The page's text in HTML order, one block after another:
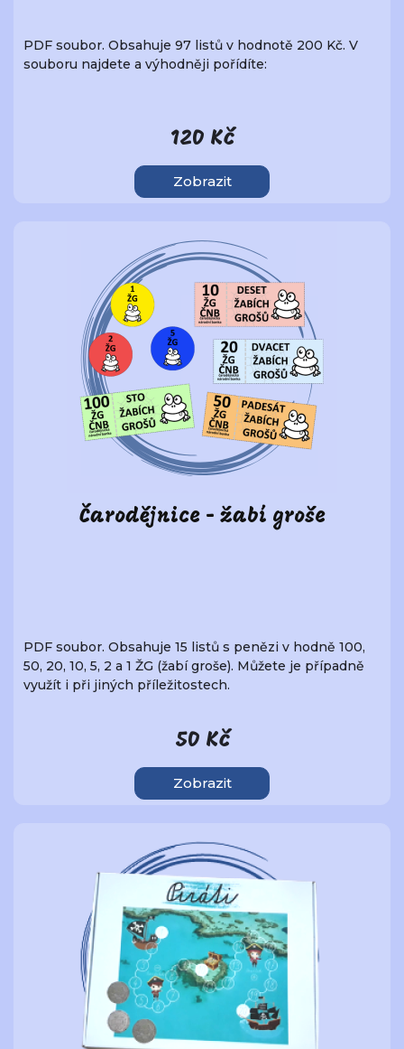
PDF soubor. Obsahuje 97 listů v hodnotě 200 Kč. V
souboru najdete a výhodněji pořídíte:
120 Kč
Zobrazit
Čarodějnice - žabí groše
PDF soubor. Obsahuje 15 listů s penězi v hodně 100,
50, 20, 10, 5, 2 a 1 ŽG (žabí groše). Můžete je případně
využít i při jiných příležitostech.
50 Kč
Zobrazit